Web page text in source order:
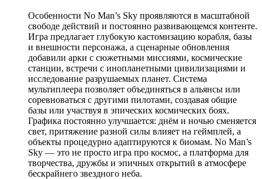
Особенности No Man’s Sky проявляются в масштабной
свободе действий и постоянно развивающемся контенте.
Игра предлагает глубокую кастомизацию корабля, базы
и внешности персонажа, а сценарные обновления
добавили арки с сюжетными миссиями, космические
станции, встречи с инопланетными цивилизациями и
исследование разрушаемых планет. Система
мультиплеера позволяет объединяться в альянсы или
соревноваться с другими пилотами, создавая общие
базы или участвуя в эпических космических боях.
Графика постоянно улучшается: днём и ночью сменяется
свет, притяжение разной силы влияет на геймплей, а
объекты процедурно адаптируются к биомам. No Man’s
Sky — это не просто игра про космос, а платформа для
творчества, дружбы и эпичных открытий в атмосфере
бескрайнего звездного неба.